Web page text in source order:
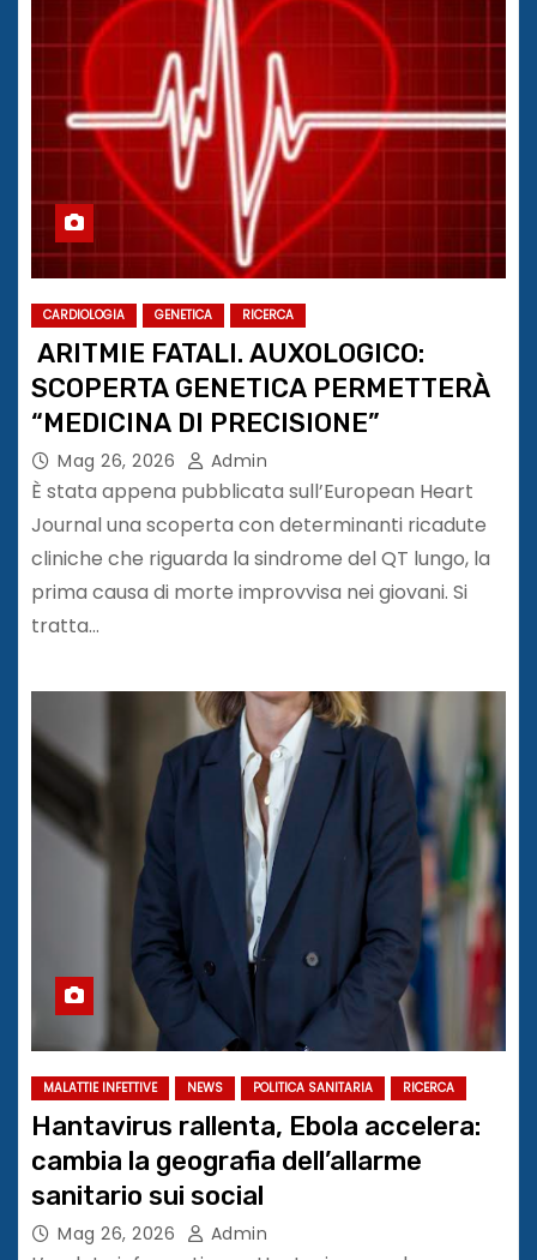
CARDIOLOGIA GENETICA RICERCA
ARITMIE FATALI. AUXOLOGICO:
SCOPERTA GENETICA PERMETTERÀ
“MEDICINA DI PRECISIONE”
Mag 26, 2026 Admin
È stata appena pubblicata sull’European Heart
Journal una scoperta con determinanti ricadute
cliniche che riguarda la sindrome del QT lungo, la
prima causa di morte improvvisa nei giovani. Si
tratta…
MALATTIE INFETTIVE NEWS POLITICA SANITARIA RICERCA
​​Hantavirus rallenta, Ebola accelera:
cambia la geografia dell’allarme
sanitario sui social
Mag 26, 2026 Admin